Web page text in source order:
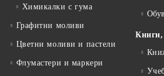
Химикалки с гума
Графитни моливи
Цветни моливи и пастели
Флумастери и маркери
Книги,